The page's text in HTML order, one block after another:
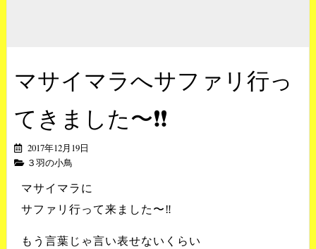
マサイマラへサファリ行っ
てきました〜❗️❗️
2017年12月19日
３羽の小鳥
マサイマラに
サファリ行って来ました〜‼️
もう言葉じゃ言い表せないくらい